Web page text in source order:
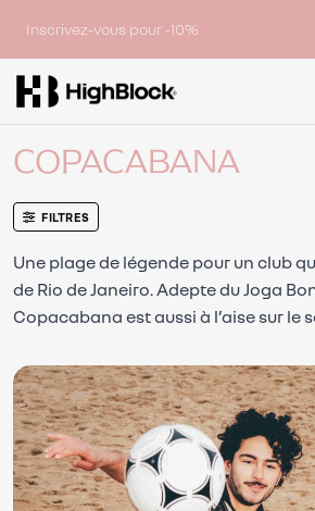
Inscrivez-vous pour -10%
COPACABANA
FILTRES
Une plage de légende pour un club
de Rio de Janeiro. Adepte du Joga
Copacabana est aussi à l’aise sur le